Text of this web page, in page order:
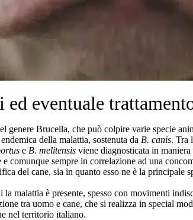
eventuale
Brucella, che può colpire varie specie
della malattia, sostenuta da B. canis. Tra
e B. melitensis viene diagnosticata in
comunque sempre in correlazione ad una
del cane, sia in quanto esso ne è la
malattia è presente, spesso con movimenti
tra uomo e cane, che si realizza in special
nel territorio italiano.